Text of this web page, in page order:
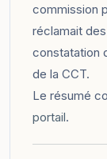
commission
réclamait
constatation
de la CCT.
Le résumé
portail.